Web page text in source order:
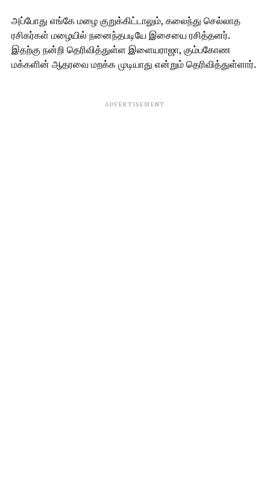
அப்போது எங்கே மழை குறுக்கிட்டாலும், கலைந்து செல்லாத
ரசிகர்கள் மழையில் நனைந்தபடியே இசையை ரசித்தனர்.
இதற்கு நன்றி தெரிவித்துள்ள இளையராஜா, கும்பகோண
மக்களின் ஆதரவை மறக்க முடியாது என்றும் தெரிவித்துள்ளார்.
ADVERTISEMENT